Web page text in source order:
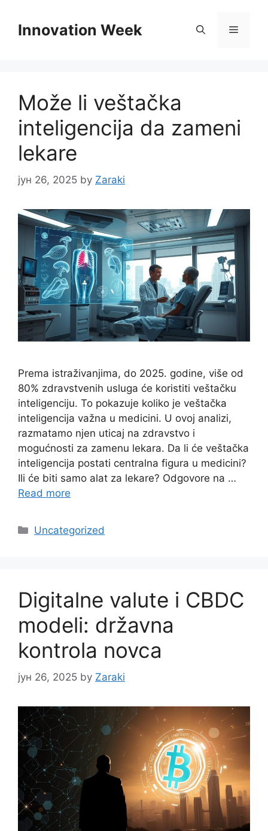
contentInnovation Week Menu
Može li veštačka
inteligencija da zameni
lekare
јун 26, 2025 by Zaraki
Prema istraživanjima, do 2025. godine, više od
80% zdravstvenih usluga će koristiti veštačku
inteligenciju. To pokazuje koliko je veštačka
inteligencija važna u medicini. U ovoj analizi,
razmatamo njen uticaj na zdravstvo i
mogućnosti za zamenu lekara. Da li će veštačka
inteligencija postati centralna figura u medicini?
Ili će biti samo alat za lekare? Odgovore na …
Read more
Categories
Uncategorized
Digitalne valute i CBDC
modeli: državna
kontrola novca
јун 26, 2025 by Zaraki